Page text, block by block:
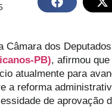
Câmara dos
PB), afirmou
atualmente para
a reforma
de aprovação